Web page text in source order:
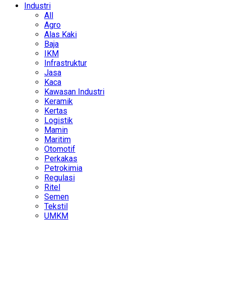
Industri
All
Agro
Alas Kaki
Baja
IKM
Infrastruktur
Jasa
Kaca
Kawasan Industri
Keramik
Kertas
Logistik
Mamin
Maritim
Otomotif
Perkakas
Petrokimia
Regulasi
Ritel
Semen
Tekstil
UMKM